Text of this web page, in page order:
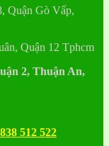
Quận Gò Vấp,
Quận 12 Tphcm
2, Thuận An,
512 522